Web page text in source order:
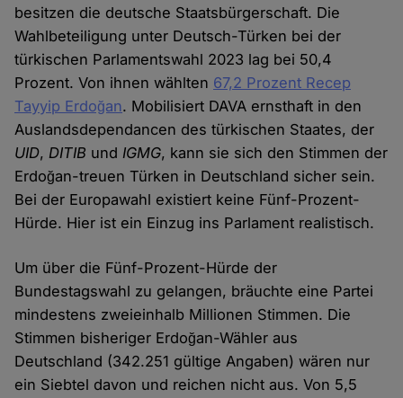
besitzen die deutsche Staatsbürgerschaft. Die
Wahlbeteiligung unter Deutsch-Türken bei der
türkischen Parlamentswahl 2023 lag bei 50,4
Prozent. Von ihnen wählten 67,2 Prozent Recep
Tayyip Erdoğan. Mobilisiert DAVA ernsthaft in den
Auslandsdependancen des türkischen Staates, der
UID, DITIB undIGMG, kann sie sich den Stimmen der
Erdoğan-treuen Türken in Deutschland sicher sein.
Bei der Europawahl existiert keine Fünf-Prozent-
Hürde. Hier ist ein Einzug ins Parlament realistisch.
Um über die Fünf-Prozent-Hürde der
Bundestagswahl zu gelangen, bräuchte eine Partei
mindestens zweieinhalb Millionen Stimmen. Die
Stimmen bisheriger Erdoğan-Wähler aus
Deutschland (342.251 gültige Angaben) wären nur
ein Siebtel davon und reichen nicht aus. Von 5,5